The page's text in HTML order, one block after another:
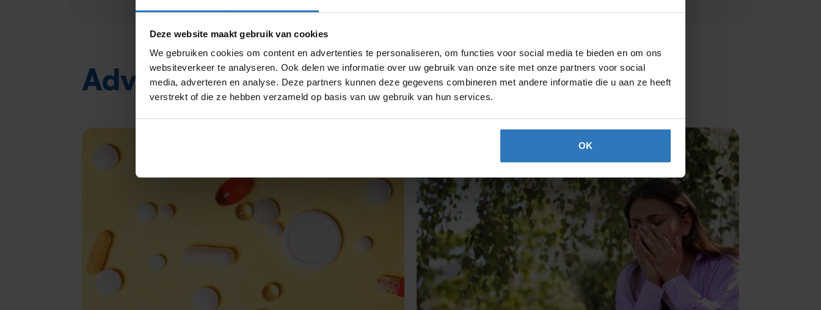
Deze website maakt gebruik van cookies
We gebruiken cookies om content en advertenties te personaliseren, om functies voor social media te bieden en om ons
websiteverkeer te analyseren. Ook delen we informatie over uw gebruik van onze site met onze partners voor social
media, adverteren en analyse. Deze partners kunnen deze gegevens combineren met andere informatie die u aan ze heeft
verstrekt of die ze hebben verzameld op basis van uw gebruik van hun services.
OK
Adviesen inspiratie